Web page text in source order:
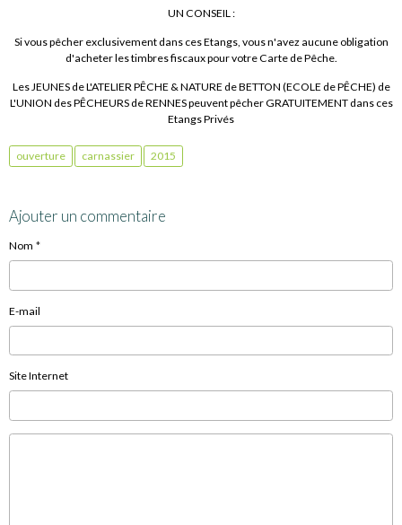
UN CONSEIL :
Si vous pêcher exclusivement dans ces Etangs, vous n'avez aucune obligation
d'acheter les timbres fiscaux pour votre Carte de Pêche.
Les JEUNES de L'ATELIER PÊCHE & NATURE de BETTON (ECOLE de PÊCHE) de
L'UNION des PÊCHEURS de RENNES peuvent pêcher GRATUITEMENT dans ces
Etangs Privés
ouverture carnassier 2015
Ajouter un commentaire
Nom
E-mail
Site Internet